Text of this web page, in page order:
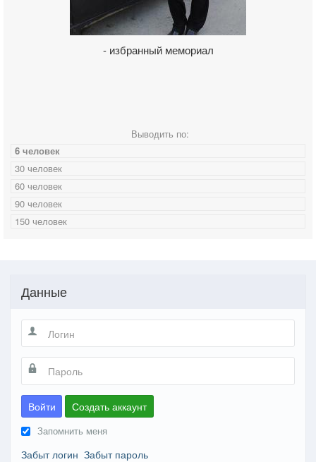
- избранный мемориал
Выводить по:
6 человек
30 человек
60 человек
90 человек
150 человек
Данные
Войти Создать аккаунт
Запомнить меня
Забыт логин Забыт пароль